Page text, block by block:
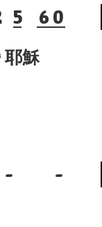
5 6 0
穌
- -